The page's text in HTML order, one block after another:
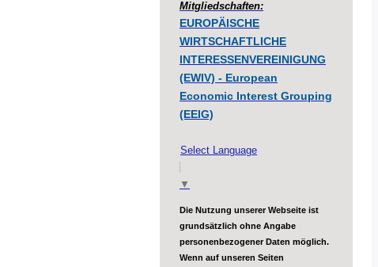
Mitgliedschaften:
EUROPÄISCHE
WIRTSCHAFTLICHE
INTERESSENVEREINIGUNG
(EWIV) - European
Economic Interest Grouping
(EEIG)
Select Language
▼
Die Nutzung unserer Webseite ist
grundsätzlich ohne Angabe
personenbezogener Daten möglich.
Wenn auf unseren Seiten